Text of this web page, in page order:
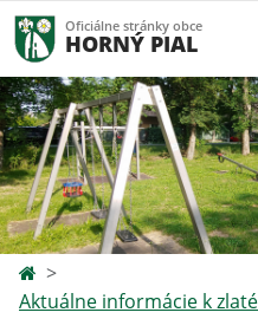
Oficiálne stránky obce
HORNÝ PIAL
Aktuálne informácie k